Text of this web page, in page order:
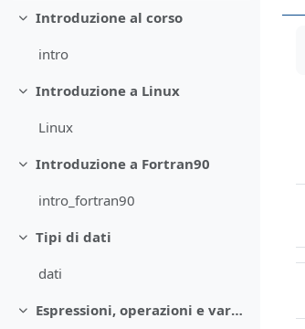
Minimizza
Introduzione al corso
intro
Minimizza
Introduzione a Linux
Linux
Minimizza
Introduzione a Fortran90
intro_fortran90
Minimizza
Tipi di dati
dati
Minimizza
Espressioni, operazioni e variabili